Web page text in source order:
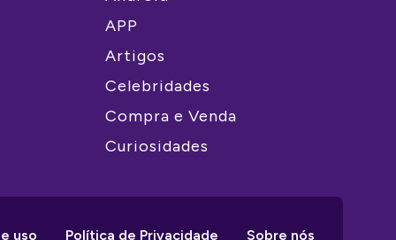
APP
Artigos
Celebridades
Compra e Venda
Curiosidades
uso Política de Privacidade Sobre nós